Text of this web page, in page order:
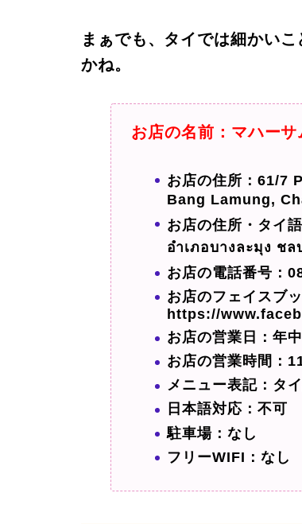
まぁでも、タイでは細かい
かね。
お店の名前：マハーサ
お店の住所：61/
Bang Lamung,
お店の住所・タイ
อำเภอบางละมุง ชล
お店の電話番号：
お店のフェイスブッ
https://
お店の営業日：年
お店の営業時間：
メニュー表記：タ
日本語対応：不可
駐車場：なし
フリーWIFI：なし